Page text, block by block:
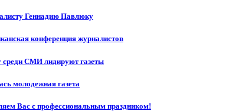
Геннадию Павлюку
конференция журналистов
среди СМИ лидируют газеты
молодежная газета
Вас с профессиональным праздником!